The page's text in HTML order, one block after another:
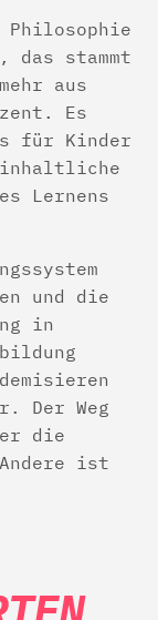
das stammt
aus
Es
für Kinder
inhaltliche
Lernens
und die
in
Der Weg
die
ist